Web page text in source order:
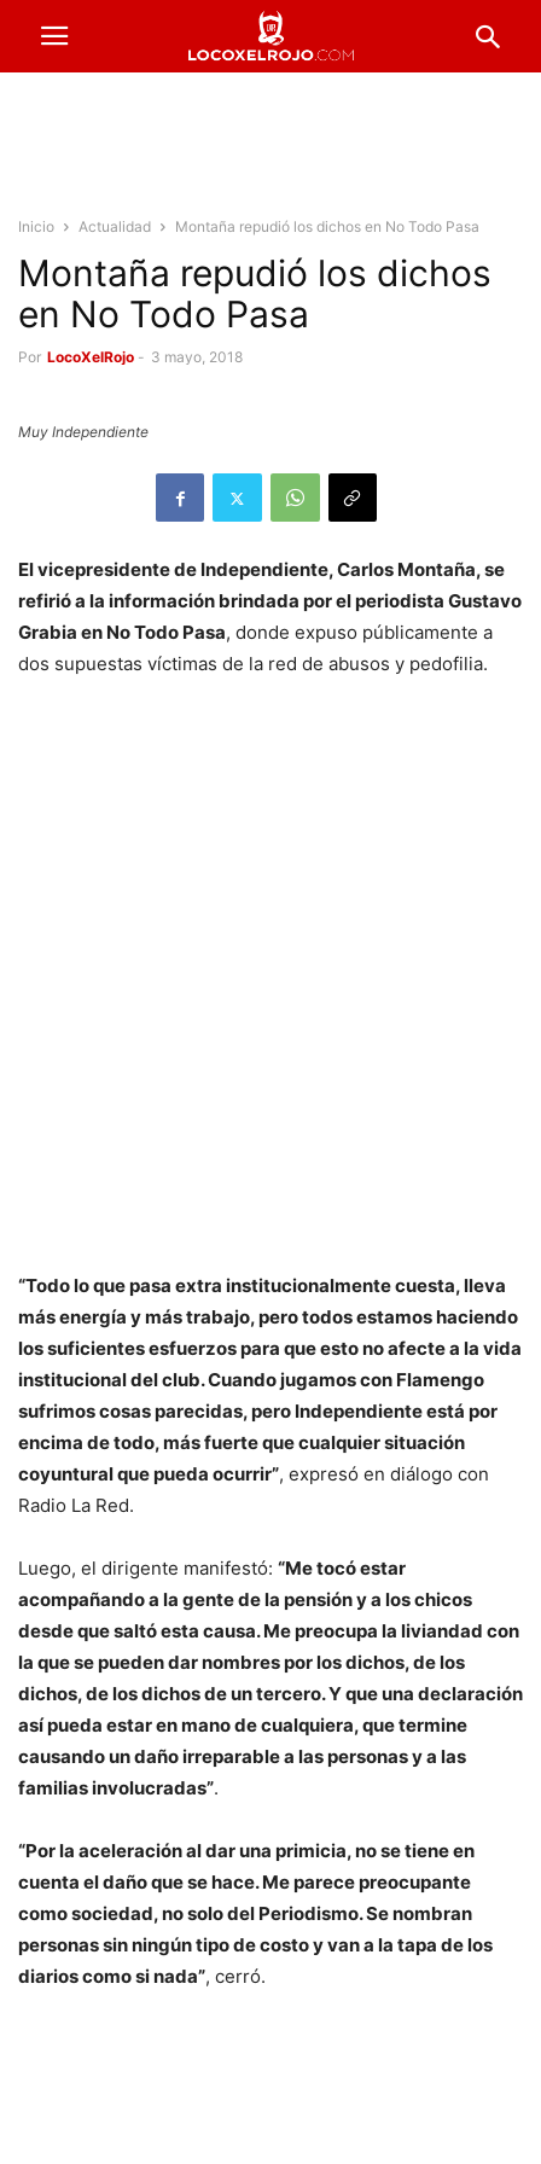
Inicio Actualidad Montaña repudió los dichos en No Todo Pasa
Montaña repudió los dichos
en No Todo Pasa
Por LocoXelRojo - 3 mayo, 2018
Muy Independiente
El vicepresidente de Independiente, Carlos Montaña, se
refirió a la información brindada por el periodista Gustavo
Grabia en No Todo Pasa, donde expuso públicamente a
dos supuestas víctimas de la red de abusos y pedofilia.
“Todo lo que pasa extra institucionalmente cuesta, lleva
más energía y más trabajo, pero todos estamos haciendo
los suficientes esfuerzos para que esto no afecte a la vida
institucional del club. Cuando jugamos con Flamengo
sufrimos cosas parecidas, pero Independiente está por
encima de todo, más fuerte que cualquier situación
coyuntural que pueda ocurrir”, expresó en diálogo con
Radio La Red.
Luego, el dirigente manifestó: “Me tocó estar
acompañando a la gente de la pensión y a los chicos
desde que saltó esta causa. Me preocupa la liviandad con
la que se pueden dar nombres por los dichos, de los
dichos, de los dichos de un tercero. Y que una declaración
así pueda estar en mano de cualquiera, que termine
causando un daño irreparable a las personas y a las
familias involucradas”.
“Por la aceleración al dar una primicia, no se tiene en
cuenta el daño que se hace. Me parece preocupante
como sociedad, no solo del Periodismo. Se nombran
personas sin ningún tipo de costo y van a la tapa de los
diarios como si nada”, cerró.